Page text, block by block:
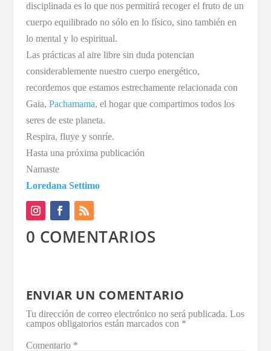
disciplinada es lo que nos permitirá recoger el fruto de un
cuerpo equilibrado no sólo en lo físico, sino también en
lo mental y lo espiritual.
Las prácticas al aire libre sin duda potencian
considerablemente nuestro cuerpo energético,
recordemos que estamos estrechamente relacionada con
Gaia, Pachamama, el hogar que compartimos todos los
seres de este planeta.
Respira, fluye y sonríe.
Hasta una próxima publicación
Namaste
Loredana Settimo
0 COMENTARIOS
ENVIAR UN COMENTARIO
Tu dirección de correo electrónico no será publicada. Los
campos obligatorios están marcados con *
Comentario *